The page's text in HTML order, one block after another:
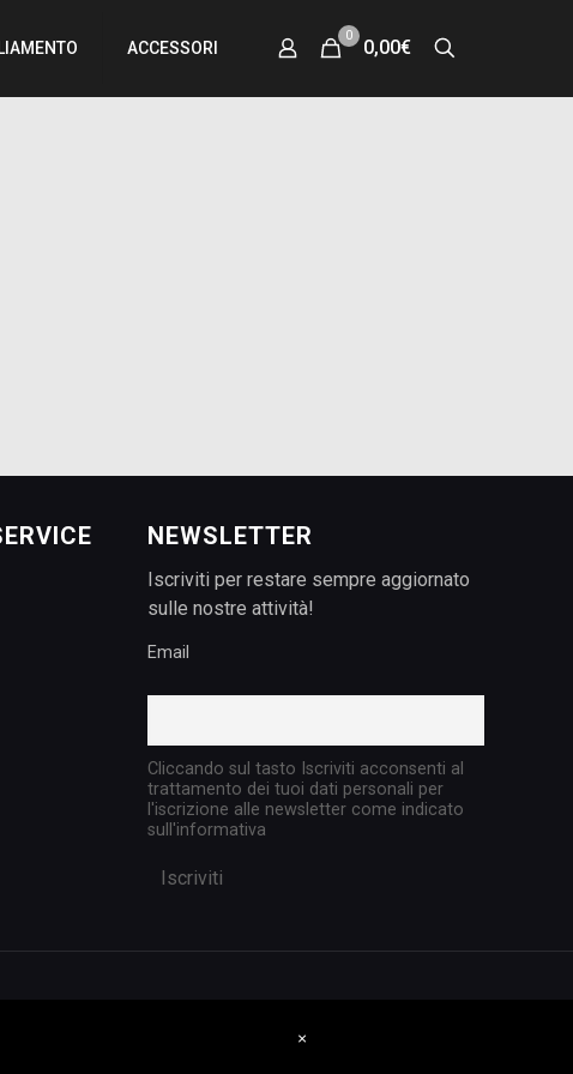
ACCESSORI
0
0,00€
NEWSLETTER
Iscriviti per restare sempre aggiornato
sulle nostre attività!
Email
Cliccando sul tasto Iscriviti acconsenti al
trattamento dei tuoi dati personali per
l'iscrizione alle newsletter come indicato
sull'informativa
×